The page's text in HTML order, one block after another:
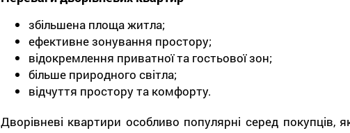
збільшена площа житла;
ефективне зонування простору;
відокремлення приватної та гостьової зон;
більше природного світла;
відчуття простору та комфорту.
Дворівневі квартири особливо популярні серед покупців,